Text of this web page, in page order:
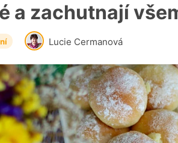
a zachutnají
Lucie Cermanová